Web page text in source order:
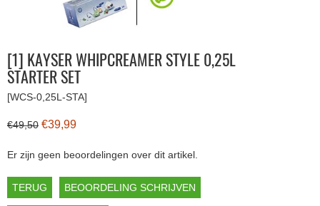
[1] KAYSER WHIPCREAMER STYLE 0,25L
STARTER SET
[WCS-0,25L-STA]
€49,50 €39,99
Er zijn geen beoordelingen over dit artikel.
TERUG BEOORDELING SCHRIJVEN